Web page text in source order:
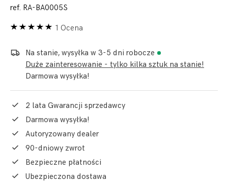
ref. RA-BA0005S
1 Ocena
Na stanie, wysyłka w 3-5 dni robocze
Duże zainteresowanie - tylko kilka sztuk na stanie!
Darmowa wysyłka!
2 lata Gwarancji sprzedawcy
Darmowa wysyłka!
Autoryzowany dealer
90-dniowy zwrot
Bezpieczne płatności
Ubezpieczona dostawa